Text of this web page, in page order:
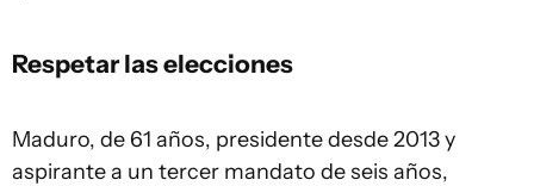
Respetar las elecciones
Maduro, de 61 años, presidente desde 2013 y
aspirante a un tercer mandato de seis años,